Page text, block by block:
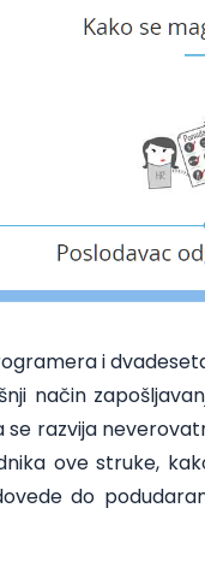
i
način
se razvija
ove struke,
do